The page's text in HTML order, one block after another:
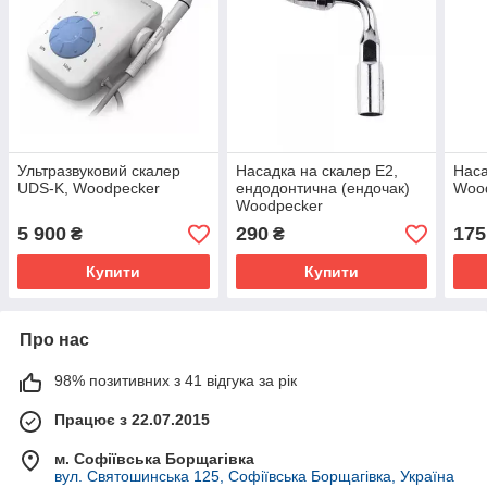
Ультразвуковий скалер
UDS-K, Woodpecker
5 900 ₴
Купити
Насадка на скалер E2,
ендодонтична (ендочак)
Woodpecker
290₴
Купити
175
Про нас
98% позитивних з 41 відгука за рік
Працює з 22.07.2015
м. Софіївська Борщагівка
вул. Святошинська 125, Софіївська Борщагівка, Україна